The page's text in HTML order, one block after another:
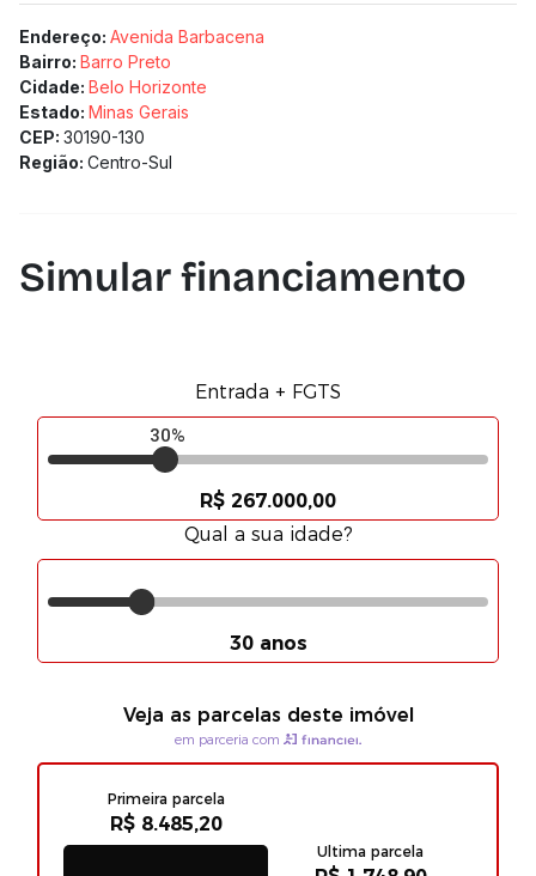
Endereço: Avenida Barbacena
Bairro: Barro Preto
Cidade: Belo Horizonte
Estado: Minas Gerais
CEP: 30190-130
Região: Centro-Sul
Simular financiamento